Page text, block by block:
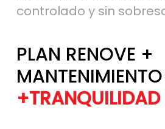
MANTENIMIENTO=
+TRANQUILIDAD
+EFICIENCIA